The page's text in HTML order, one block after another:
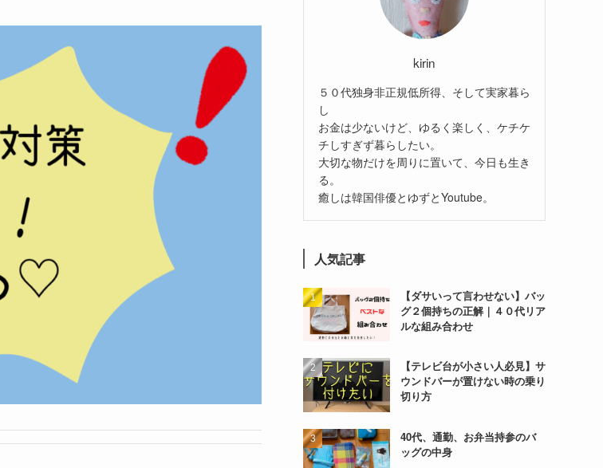
kirin
５０代独身非正規低所得、そして実家暮ら
し
お金は少ないけど、ゆるく楽しく、ケチケ
チしすぎず暮らしたい。
大切な物だけを周りに置いて、今日も生き
る。
癒しは韓国俳優とゆずとYoutube。
人気記事
【ダサいって言わせない】バッ
グ２個持ちの正解｜４０代リア
ルな組み合わせ
【テレビ台が小さい人必見】サ
ウンドバーが置けない時の乗り
切り方
40代、通勤、お弁当持参のバ
ッグの中身